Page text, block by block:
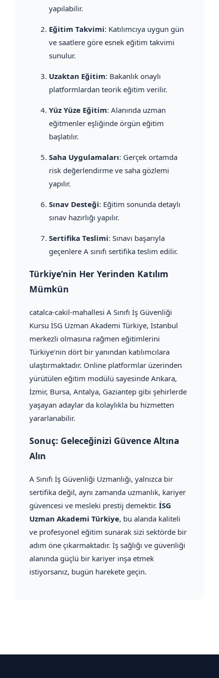
yapılabilir.
Eğitim Takvimi: Katılımcıya uygun gün
ve saatlere göre esnek eğitim takvimi
sunulur.
Uzaktan Eğitim: Bakanlık onaylı
platformlardan teorik eğitim verilir.
Yüz Yüze Eğitim: Alanında uzman
eğitmenler eşliğinde örgün eğitim
başlatılır.
Saha Uygulamaları: Gerçek ortamda
risk değerlendirme ve saha gözlemi
yapılır.
Sınav Desteği: Eğitim sonunda detaylı
sınav hazırlığı yapılır.
Sertifika Teslimi: Sınavı başarıyla
geçenlere A sınıfı sertifika teslim edilir.
Türkiye’nin Her Yerinden Katılım
Mümkün
catalca-cakil-mahallesi A Sınıfı İş Güvenliği
Kursu İSG Uzman Akademi Türkiye, İstanbul
merkezli olmasına rağmen eğitimlerini
Türkiye’nin dört bir yanından katılımcılara
ulaştırmaktadır. Online platformlar üzerinden
yürütülen eğitim modülü sayesinde Ankara,
İzmir, Bursa, Antalya, Gaziantep gibi şehirlerde
yaşayan adaylar da kolaylıkla bu hizmetten
yararlanabilir.
Sonuç: Geleceğinizi Güvence Altına
Alın
A Sınıfı İş Güvenliği Uzmanlığı, yalnızca bir
sertifika değil, aynı zamanda uzmanlık, kariyer
güvencesi ve mesleki prestij demektir. İSG
Uzman Akademi Türkiye, bu alanda kaliteli
ve profesyonel eğitim sunarak sizi sektörde bir
adım öne çıkarmaktadır. İş sağlığı ve güvenliği
alanında güçlü bir kariyer inşa etmek
istiyorsanız, bugün harekete geçin.